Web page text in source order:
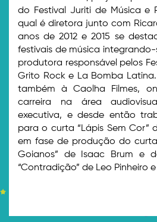
do Festival Juriti de Música e
qual é diretora junto com
anos de 2012 e 2015 se
festivais de música
produtora responsável pelos
Grito Rock e La Bomba
também à Caolha Filmes,
carreira na área
executiva, e desde então
para o curta “Lápis Sem Cor”
em fase de produção do
Goianos” de Isaac Brum e
“Contradição” de Leo Pinheiro